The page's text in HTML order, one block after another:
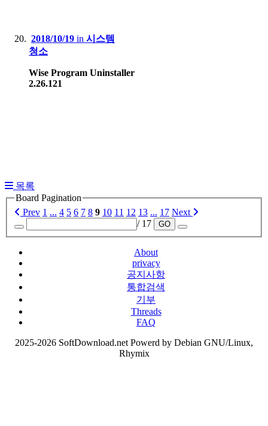
2018/10/19 in 시스템
청소
Wise Program Uninstaller
2.26.121
목록
Board Pagination
Prev 1 ... 4 5 6 7 8 9 10 11 12 13 ... 17 Next
/ 17
GO
About
privacy
공지사항
통합검색
기부
Threads
FAQ
2025-2026 SoftDownload.net Powerd by Debian GNU/Linux,
Rhymix